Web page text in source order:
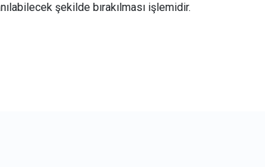
şekilde bırakılması işlemidir.